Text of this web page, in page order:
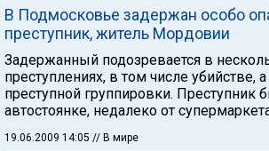
В Подмосковье задержан особо
преступник, житель Мордовии
Задержанный подозревается в
преступлениях, в том числе убийстве,
преступной группировки. Преступник
автостоянке, недалеко от
19.06.2009 14:05 // В мире